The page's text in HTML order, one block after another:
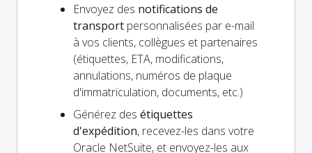
Envoyez des notifications de
transport personnalisées par e-mail
à vos clients, collègues et partenaires
(étiquettes, ETA, modifications,
annulations, numéros de plaque
d'immatriculation, documents, etc.)
Générez des étiquettes
d'expédition, recevez-les dans votre
Oracle NetSuite, et envoyez-les aux